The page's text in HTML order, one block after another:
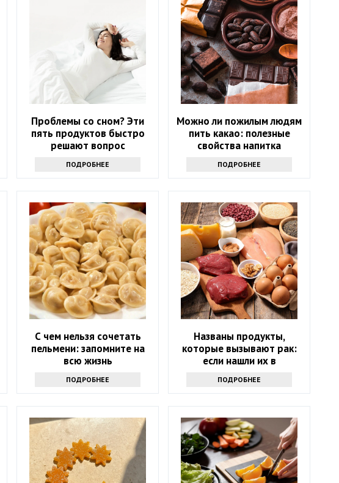
Проблемы со сном? Эти
пять продуктов быстро
решают вопрос
ПОДРОБНЕЕ
Можно ли пожилым людям
пить какао: полезные
свойства напитка
ПОДРОБНЕЕ
С чем нельзя сочетать
пельмени: запомните на
всю жизнь
ПОДРОБНЕЕ
Названы продукты,
которые вызывают рак:
если нашли их в
выбрасывайте
ПОДРОБНЕЕ